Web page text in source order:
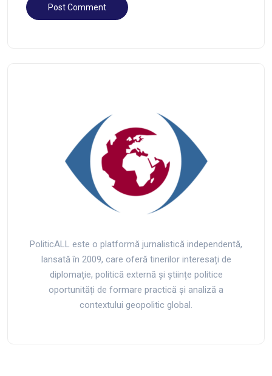
PoliticALL este o platformă jurnalistică independentă,
lansată în 2009, care oferă tinerilor interesați de
diplomație, politică externă și științe politice
oportunități de formare practică și analiză a
contextului geopolitic global.